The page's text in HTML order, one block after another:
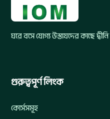
ঘরে বসে যোগ্য উস্তাযদের কাছে
গুরুত্বপূর্ণ লিংক
কোর্সসমূহ